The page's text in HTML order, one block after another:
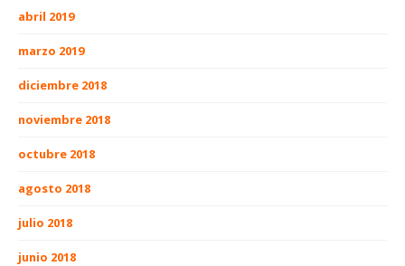
abril 2019
marzo 2019
diciembre 2018
noviembre 2018
octubre 2018
agosto 2018
julio 2018
junio 2018